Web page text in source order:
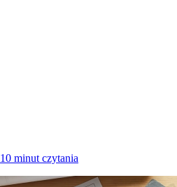
10 minut czytania